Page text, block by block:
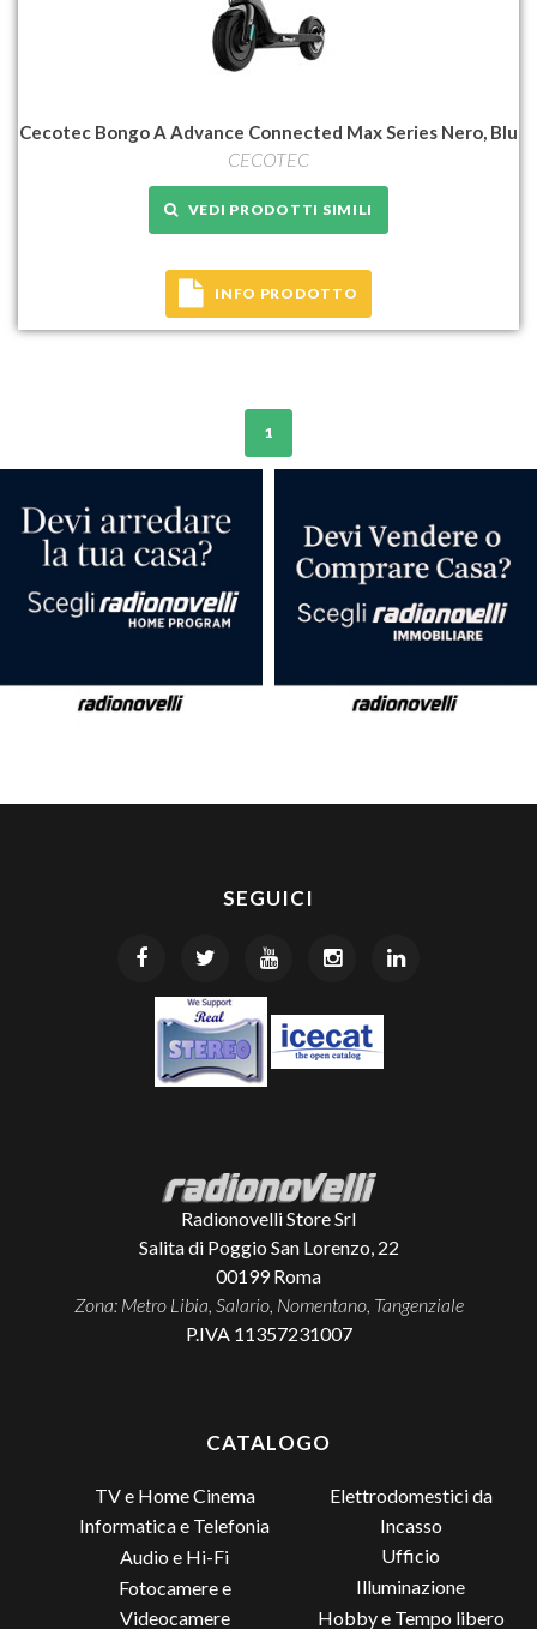
Cecotec Bongo A Advance Connected Max Series Nero, Blu
CECOTEC
VEDI PRODOTTI SIMILI
INFO PRODOTTO
1
SEGUICI
Radionovelli Store Srl
Salita di Poggio San Lorenzo, 22
00199 Roma
Zona: Metro Libia, Salario, Nomentano, Tangenziale
P.IVA 11357231007
CATALOGO
TV e Home Cinema
Informatica e Telefonia
Audio e Hi-Fi
Fotocamere e
Videocamere
Elettrodomestici da
Incasso
Ufficio
Illuminazione
Hobby e Tempo libero